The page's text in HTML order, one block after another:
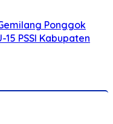
Ponggok
PSSI Kabupaten